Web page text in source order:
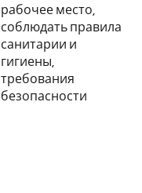
рабочее место,
соблюдать правила
санитарии и
гигиены,
требования
безопасности